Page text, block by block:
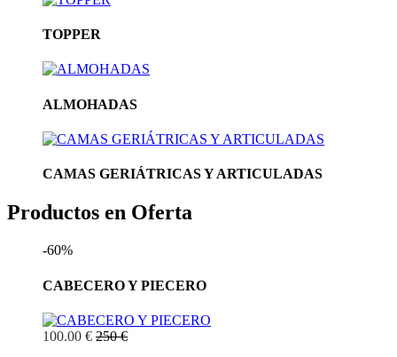
TOPPER
ALMOHADAS
CAMAS GERIÁTRICAS Y ARTICULADAS
Productos en Oferta
-60%
CABECERO Y PIECERO
100.00 € 250 €